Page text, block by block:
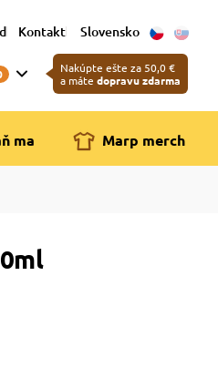
Kontakt Slovensko
Nakúpte ešte za 50,0 €
a máte dopravu zdarma
ma Marp merch